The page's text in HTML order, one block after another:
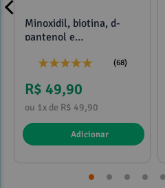
Minoxidil, biotina, d-
pantenol e
(68)
R$ 49,90
ou 1x de R$ 49,90
Adicionar